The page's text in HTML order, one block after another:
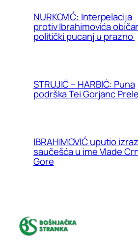
NURKOVIĆ: Interpelacija
protiv Ibrahimovića
politički pucanj u prazno
STRUJIĆ – HARBIĆ: Puna
podrška Tei Gorjanc
IBRAHIMOVIĆ uputio
saučešća u ime Vlade
Gore